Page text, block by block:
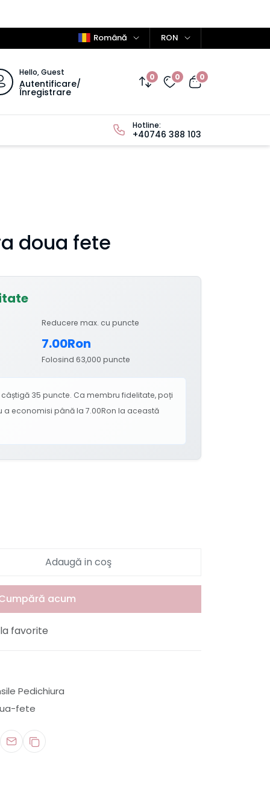
Română RON
Hello, Guest
Autentificare/
Înregistrare
0 0 0
Hotline:
+40746 388 103
doua fete
Reducere max. cu puncte
7.00Ron
Folosind 63,000 puncte
35 puncte. Ca membru fidelitate, poți
a economisi până la 7.00Ron la această
Adaugă in coş
acum
favorite
Pedichiura
fete